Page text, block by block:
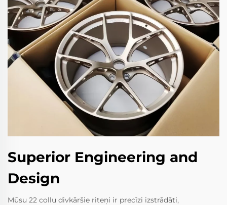
Superior Engineering and
Design
Mūsu 22 collu divkāršie riteņi ir precīzi izstrādāti,